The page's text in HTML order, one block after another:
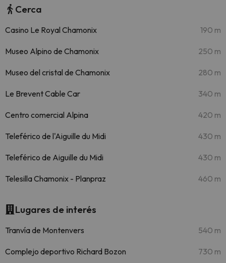
Cerca
Casino Le Royal Chamonix 190 m
Museo Alpino de Chamonix 250 m
Museo del cristal de Chamonix 280 m
Le Brevent Cable Car 340 m
Centro comercial Alpina 420 m
Teleférico de l'Aiguille du Midi 430 m
Teleférico de Aiguille du Midi 430 m
Telesilla Chamonix - Planpraz 460 m
Lugares de interés
Tranvía de Montenvers 540 m
Complejo deportivo Richard Bozon 730 m